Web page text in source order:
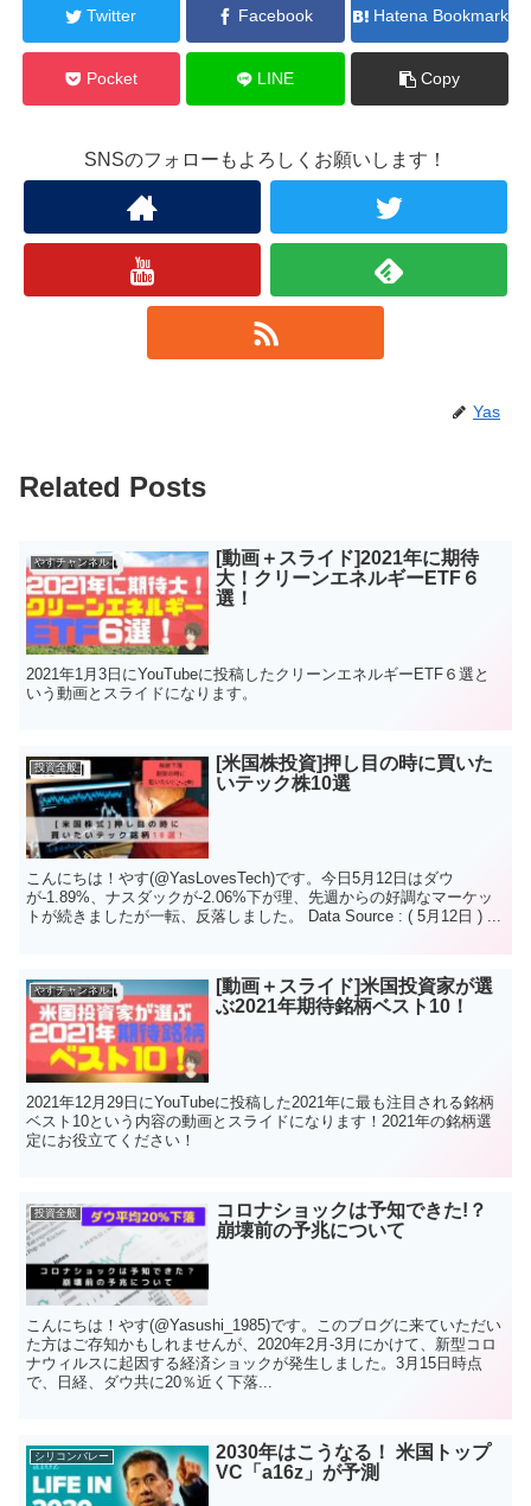
Twitter Facebook Hatena Bookmark
Pocket LINE Copy
SNSのフォローもよろしくお願いします！
Yas
Related Posts
やすチャンネル
[動画＋スライド]2021年に期待
大！クリーンエネルギーETF６
選！
2021年1月3日にYouTubeに投稿したクリーンエネルギーETF６選と
いう動画とスライドになります。
投資全般
[米国株投資]押し目の時に買いた
いテック株10選
こんにちは！やす(@YasLovesTech)です。今日5月12日はダウ
が-1.89%、ナスダックが-2.06%下が理、先週からの好調なマーケッ
トが続きましたが一転、反落しました。 Data Source : ( 5月12日 ) ...
やすチャンネル
[動画＋スライド]米国投資家が選
ぶ2021年期待銘柄ベスト10！
2021年12月29日にYouTubeに投稿した2021年に最も注目される銘柄
ベスト10という内容の動画とスライドになります！2021年の銘柄選
定にお役立てください！
投資全般
コロナショックは予知できた!？
崩壊前の予兆について
こんにちは！やす(@Yasushi_1985)です。このブログに来ていただい
た方はご存知かもしれませんが、2020年2月-3月にかけて、新型コロ
ナウィルスに起因する経済ショックが発生しました。3月15日時点
で、日経、ダウ共に20％近く下落...
シリコンバレー
2030年はこうなる！ 米国トップ
VC「a16z」が予測